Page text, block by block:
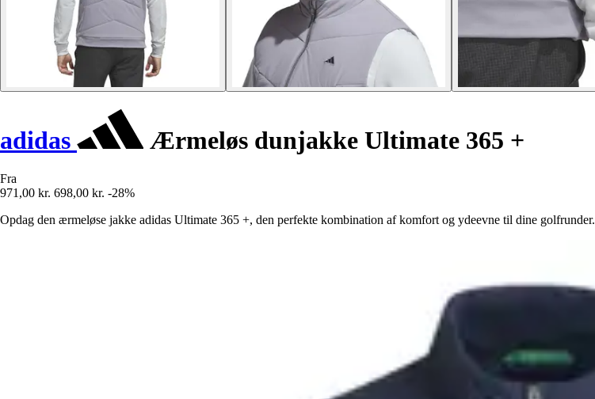
adidas Ærmeløs dunjakke Ultimate 365 +
Fra
971,00 kr. 698,00 kr. -28%
Opdag den ærmeløse jakke adidas Ultimate 365 +, den perfekte kombination af komfort og ydeevne til dine golfrunder.